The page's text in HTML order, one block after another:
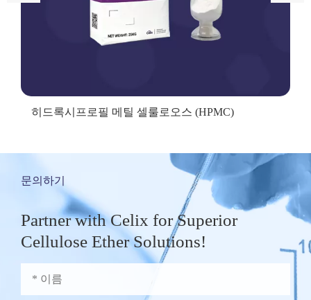
히드록시프로필 메틸 셀룰로오스 (HPMC)
문의하기
Partner with Celix for Superior
Cellulose Ether Solutions!